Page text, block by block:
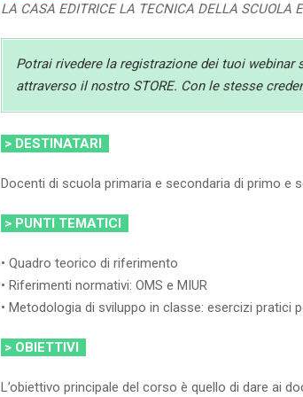
LA CASA EDITRICE LA TECNICA DELLA SCUOLA
Potrai rivedere la registrazione dei tuoi
attraverso il nostro STORE. Con le stesse
> DESTINATARI
Docenti di scuola primaria e secondaria di primo e
> PUNTI TEMATICI
• Quadro teorico di riferimento
• Riferimenti normativi: OMS e MIUR
• Metodologia di sviluppo in classe: esercizi pratici
> OBIETTIVI
L’obiettivo principale del corso è quello di dare ai